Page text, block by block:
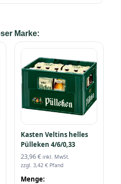
Marke:
Kasten Veltins helles
Pülleken 4/6/0,33
23,96€ inkl. MwSt.
zzgl. 3,42 € Pfand
Menge: